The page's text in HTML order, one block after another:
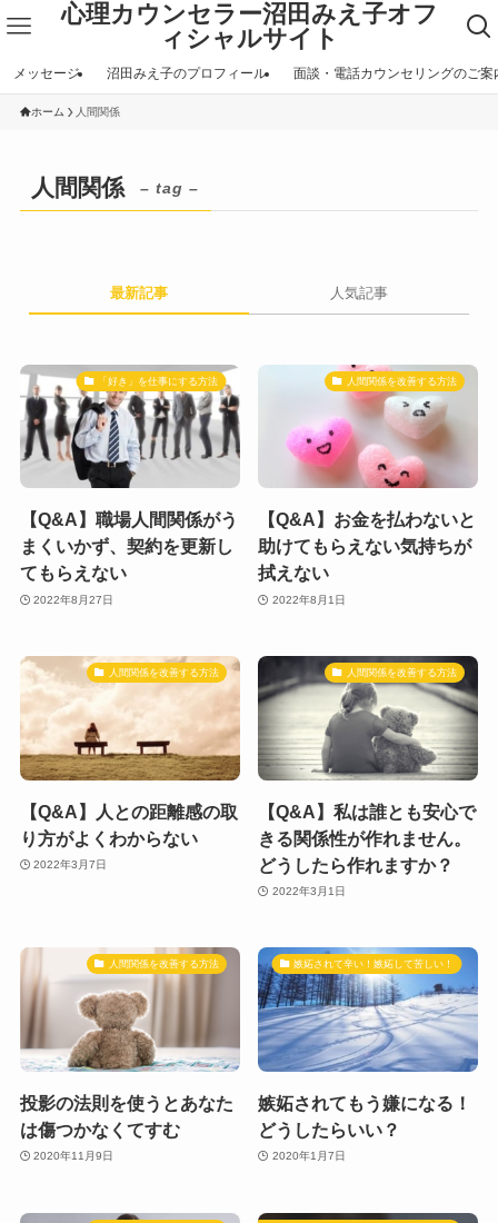
心理カウンセラー沼田みえ子オフ
ィシャルサイト
メッセージ 沼田みえ子のプロフィール 面談・電話カウンセリングのご案
ホーム 人間関係
人間関係 – tag –
最新記事 人気記事
「好き」を仕事にする方法
【Q&A】職場人間関係がう
まくいかず、契約を更新し
てもらえない
2022年8月27日
人間関係を改善する方法
【Q&A】お金を払わないと
助けてもらえない気持ちが
拭えない
2022年8月1日
人間関係を改善する方法
【Q&A】人との距離感の取
り方がよくわからない
2022年3月7日
人間関係を改善する方法
【Q&A】私は誰とも安心で
きる関係性が作れません。
どうしたら作れますか？
2022年3月1日
人間関係を改善する方法
投影の法則を使うとあなた
は傷つかなくてすむ
2020年11月9日
嫉妬されて辛い！嫉妬して苦しい！
嫉妬されてもう嫌になる！
どうしたらいい？
2020年1月7日